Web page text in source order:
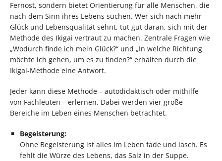
Fernost, sondern bietet Orientierung für alle Menschen, die
nach dem Sinn ihres Lebens suchen. Wer sich nach mehr
Glück und Lebensqualität sehnt, tut gut daran, sich mit der
Methode des Ikigai vertraut zu machen. Zentrale Fragen wie
„Wodurch finde ich mein Glück?“ und „In welche Richtung
möchte ich gehen, um es zu finden?“ erhalten durch die
Ikigai-Methode eine Antwort.
Jeder kann diese Methode – autodidaktisch oder mithilfe
von Fachleuten – erlernen. Dabei werden vier große
Bereiche im Leben eines Menschen betrachtet.
Begeisterung:
Ohne Begeisterung ist alles im Leben fade und lasch. Es
fehlt die Würze des Lebens, das Salz in der Suppe.